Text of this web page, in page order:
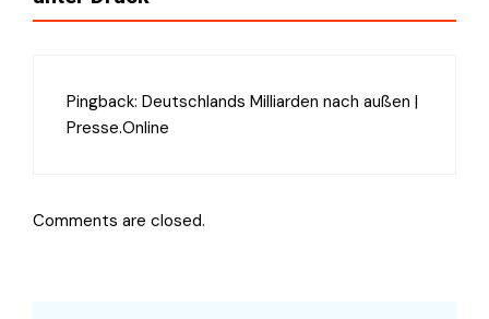
Pingback: Deutschlands Milliarden nach außen |
Presse.Online
Comments are closed.